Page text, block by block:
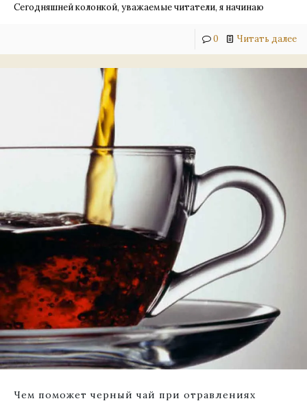
Сегодняшней колонкой, уважаемые читатели, я начинаю
0 Читать далее
Чем поможет черный чай при отравлениях